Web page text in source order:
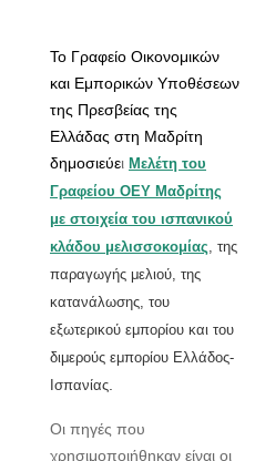
Το Γραφείο Οικονομικών
και Εμπορικών Υποθέσεων
της Πρεσβείας της
Ελλάδας στη Μαδρίτη
δημοσιεύει Μελέτη του
Γραφείου ΟΕΥ Μαδρίτης
με στοιχεία του ισπανικού
κλάδου μελισσοκομίας , της
παραγωγής μελιού, της
κατανάλωσης, του
εξωτερικού εμπορίου και του
διμερούς εμπορίου Ελλάδος-
Ισπανίας
Οι πηγές που
χρησιμοποιήθηκαν είναι οι